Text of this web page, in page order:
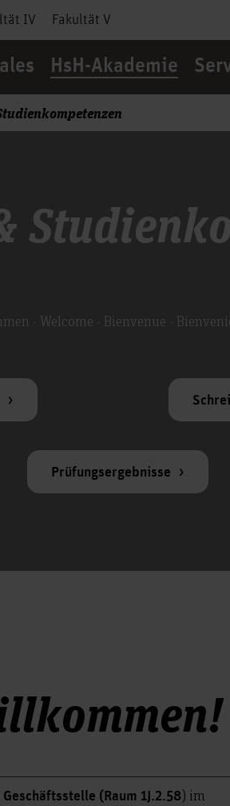
IV Fakultät V
HsH-Akademie
- Welcome - Bienvenue -
Prüfungsergebnisse
(Raum 1J.2.58) im